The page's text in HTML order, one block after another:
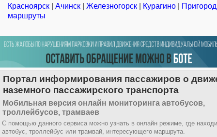
Красноярск Ачинск Железногорск Курагино
маршруты
Портал информирования пассажиров о
наземного пассажирского транспорта
Мобильная версия онлайн мониторинга автобусов,
троллейбусов, трамваев
С помощью данного сервиса можно узнать в онлайн режиме, где
автобус, троллейбус или трамвай, интересующего маршрута.